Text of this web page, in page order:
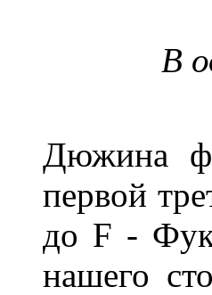
В
Дюжина
первой
до F -
нашего